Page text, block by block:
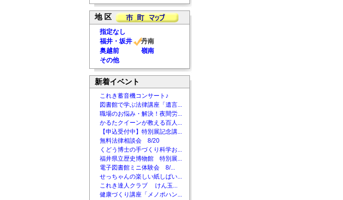
地 区
指定なし
福井・坂井
丹南
奥越前
嶺南
その他
新着イベント
これき蓄音機コンサート♪
図書館で学ぶ法律講座「遺言...
職場のお悩み・解決！夜間労...
かるたクイーンが教える百人...
【申込受付中】特別展記念講...
無料法律相談会 8/20
くどう博士の手づくり科学お...
福井県立歴史博物館 特別展...
電子図書館ミニ体験会 8/...
せっちゃんの楽しい紙しばい...
これき達人クラブ けん玉...
健康づくり講座「メノポハン...